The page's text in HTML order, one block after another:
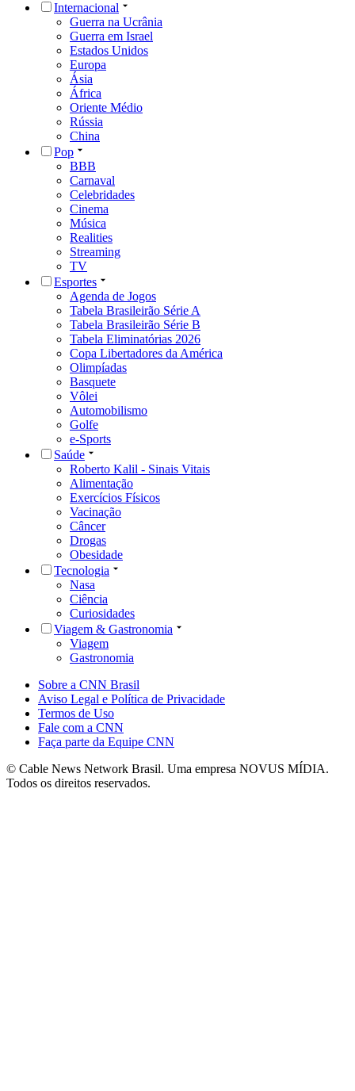
Internacional
Guerra na Ucrânia
Guerra em Israel
Estados Unidos
Europa
Ásia
África
Oriente Médio
Rússia
China
Pop
BBB
Carnaval
Celebridades
Cinema
Música
Realities
Streaming
TV
Esportes
Agenda de Jogos
Tabela Brasileirão Série A
Tabela Brasileirão Série B
Tabela Eliminatórias 2026
Copa Libertadores da América
Olimpíadas
Basquete
Vôlei
Automobilismo
Golfe
e-Sports
Saúde
Roberto Kalil - Sinais Vitais
Alimentação
Exercícios Físicos
Vacinação
Câncer
Drogas
Obesidade
Tecnologia
Nasa
Ciência
Curiosidades
Viagem & Gastronomia
Viagem
Gastronomia
Sobre a CNN Brasil
Aviso Legal e Política de Privacidade
Termos de Uso
Fale com a CNN
Faça parte da Equipe CNN
© Cable News Network Brasil. Uma empresa NOVUS MÍDIA.
Todos os direitos reservados.